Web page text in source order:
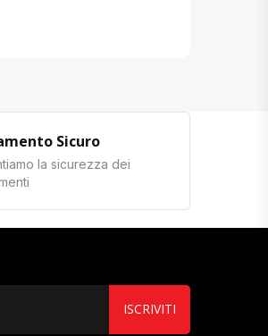
Sicuro
la sicurezza dei
ISCRIVITI